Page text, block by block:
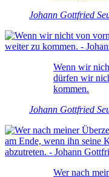
Johann Gottfried
Wenn wir
dürfen wir
kommen.
Johann Gottfried
Wer nach